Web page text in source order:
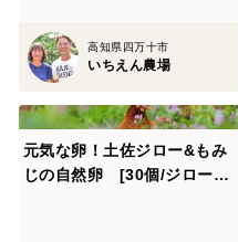
高知県四万十市
いちえん農場
元気な卵！土佐ジロー&もみ
じの自然卵 [30個/ジロー10